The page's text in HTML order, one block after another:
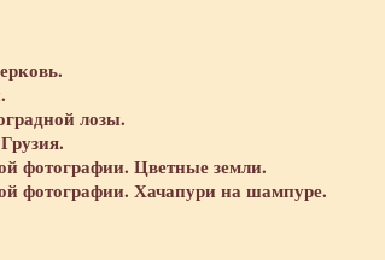
лозы.
фотографии. Цветные земли.
фотографии. Хачапури на шампуре.